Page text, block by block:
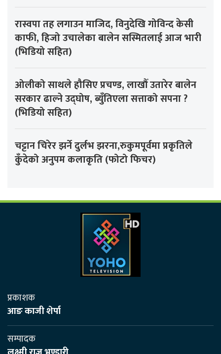
रास्वपा तह लगाउन माजिद, विनुदेखि गोविन्द केसी
काफी, हिजो उचालेका बालेन सस्मितलाई आज भारी
(भिडियो सहित)
ओलीको साथले हौसिए प्रचण्ड, लाखौँ उतारेर बालेन
सरकार ढाल्ने उद्घोष, ब्युँतिएला सत्ताको सपना ?
(भिडियो सहित)
चट्टान चिरेर झर्ने दुर्लभ झरना,रुकुमपूर्वमा प्रकृतिले
कुँदेको अनुपम कलाकृति (फोटो फिचर)
प्रकाशक
आङ काजी शेर्पा
सम्पादक